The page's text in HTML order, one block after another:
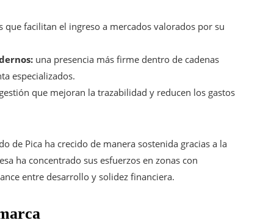
que facilitan el ingreso a mercados valorados por su
una presencia más firme dentro de cadenas
especializados.
que mejoran la trazabilidad y reducen los gastos
de Pica ha crecido de manera sostenida gracias a la
ha concentrado sus esfuerzos en zonas con
entre desarrollo y solidez financiera.